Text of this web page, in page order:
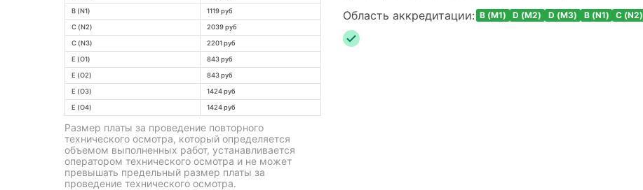
B (N1) 1119 руб
C (N2) 2039 руб
C (N3) 2201 руб
E (O1) 843 руб
E (O2) 843 руб
E (O3) 1424 руб
E (O4) 1424 руб
Размер платы за проведение повторного
технического осмотра, который определяется
объемом выполненных работ, устанавливается
оператором технического осмотра и не может
превышать предельный размер платы за
проведение технического осмотра.
Область аккредитации: B (M1) D (M2) D (M3) B (N1) C (N2)